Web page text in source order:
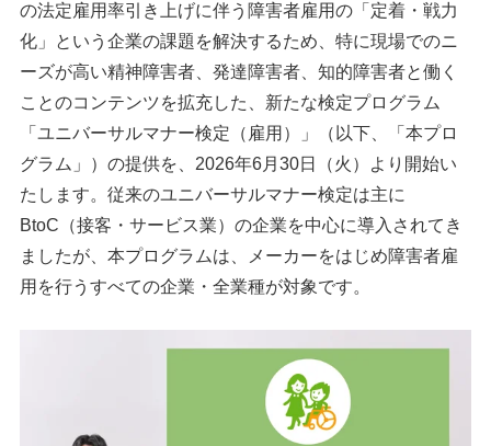
の法定雇用率引き上げに伴う障害者雇用の「定着・戦力
化」という企業の課題を解決するため、特に現場でのニ
ーズが高い精神障害者、発達障害者、知的障害者と働く
ことのコンテンツを拡充した、新たな検定プログラム
「ユニバーサルマナー検定（雇用）」（以下、「本プロ
グラム」）の提供を、2026年6月30日（火）より開始い
たします。従来のユニバーサルマナー検定は主に
BtoC（接客・サービス業）の企業を中心に導入されてき
ましたが、本プログラムは、メーカーをはじめ障害者雇
用を行うすべての企業・全業種が対象です。